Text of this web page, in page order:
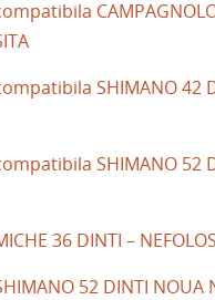
SHIMANO 42
SHIMANO 52
36 DINTI –
52 DINTI NOUA